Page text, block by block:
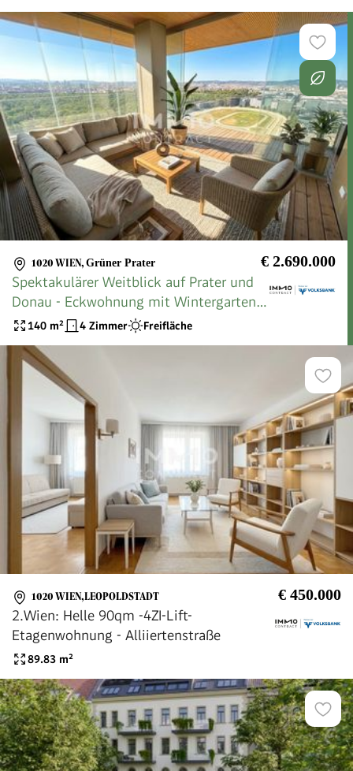
1020 WIEN, Grüner Prater € 2.690.000
Spektakulärer Weitblick auf Prater und
Donau - Eckwohnung mit Wintergarten
und Terrassen im 25. Stock
140 m² 4 Zimmer Freifläche
1020 WIEN,LEOPOLDSTADT € 450.000
2.Wien: Helle 90qm -4ZI-Lift-
Etagenwohnung - Alliiertenstraße
89.83 m²